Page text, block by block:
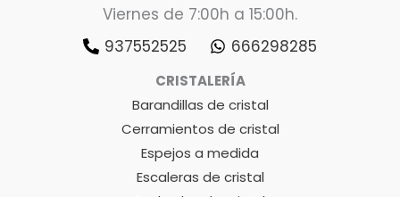
Viernes de 7:00h a 15:00h.
937552525
666298285
CRISTALERÍA
Barandillas de cristal
Cerramientos de cristal
Espejos a medida
Escaleras de cristal